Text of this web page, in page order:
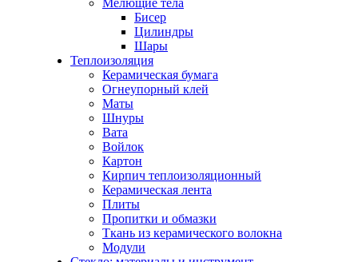
Мелющие тела
Бисер
Цилиндры
Шары
Теплоизоляция
Керамическая бумага
Огнеупорный клей
Маты
Шнуры
Вата
Войлок
Картон
Кирпич теплоизоляционный
Керамическая лента
Плиты
Пропитки и обмазки
Ткань из керамического волокна
Модули